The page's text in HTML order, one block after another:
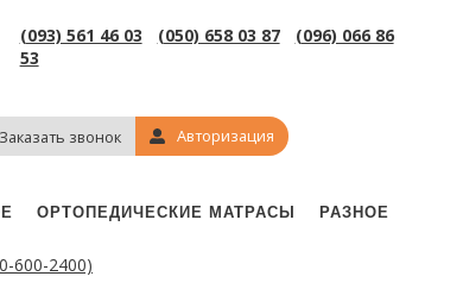
(093) 561 46 03 (050) 658 03 87
(096) 066 86
53
Заказать звонок Авторизация
ОРТОПЕДИЧЕСКИЕ МАТРАСЫ РАЗНОЕ
600-2400)